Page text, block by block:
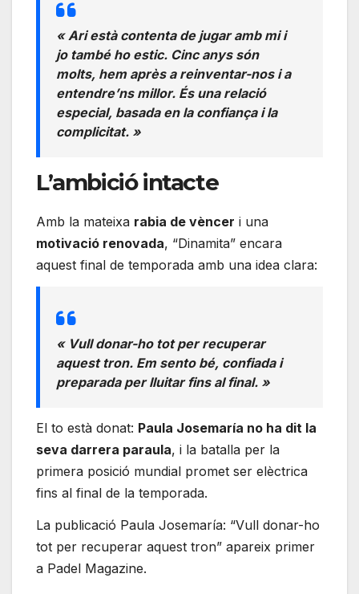
« Ari està contenta de jugar amb mi i
jo també ho estic. Cinc anys són
molts, hem après a reinventar-nos i a
entendre’ns millor. És una relació
especial, basada en la confiança i la
complicitat. »
L’ambició intacte
Amb la mateixa rabia de vèncer i una
motivació renovada, “Dinamita” encara
aquest final de temporada amb una idea clara:
« Vull donar-ho tot per recuperar
aquest tron. Em sento bé, confiada i
preparada per lluitar fins al final. »
El to està donat: Paula Josemaría no ha dit la
seva darrera paraula, i la batalla per la
primera posició mundial promet ser elèctrica
fins al final de la temporada.
La publicació Paula Josemaría: “Vull donar-ho
tot per recuperar aquest tron” apareix primer
a Padel Magazine.